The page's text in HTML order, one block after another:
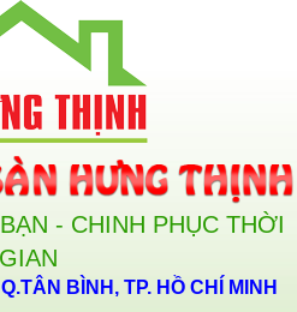
- CHINH PHỤC THỜI
GIAN
BÌNH, TP. HỒ CHÍ MINH